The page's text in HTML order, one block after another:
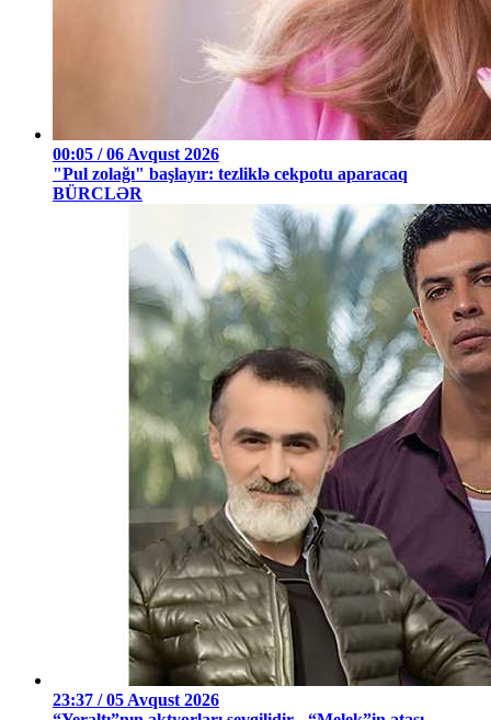
00:05 / 06 Avqust 2026
"Pul zolağı" başlayır: tezliklə cekpotu aparacaq
BÜRCLƏR
23:37 / 05 Avqust 2026